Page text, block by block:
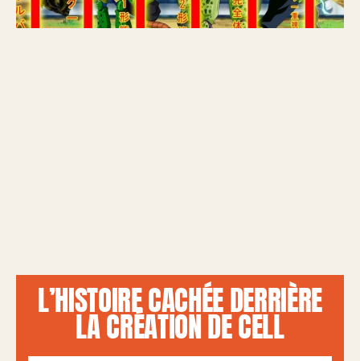
L’HISTOIRE CACHÉE DERRIÈRE
LA CRÉATION DE CELL